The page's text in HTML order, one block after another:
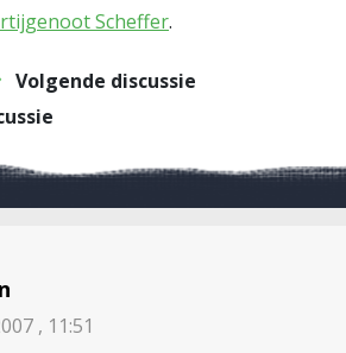
Scheffer.
Volgende discussie
, 11:51